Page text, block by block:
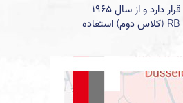
دانشگاه هاینریش هاینه دوسلدورف در شهر دوسلدورف، در ایالت نوردراین-وستفالن آلمان واقع شده است. این دانشگاه در محیط حومه شهر بزرگ دوسلدورف قرار دارد و از سال 1965
فعالیت خود را آغاز کرده است. در مورد دسترسی به دانشگاه، دانشجویان می‌توانند از تمام اتوبوس‌ها، ترامواها، قطار شهری و قطارهای با پیشوندهای S، RE و RB (کلاس دوم) استفاده